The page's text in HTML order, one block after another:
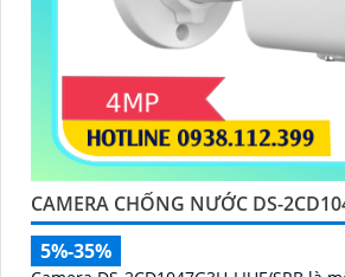
CAMERA CHỐNG NƯỚC DS-
5%-35%